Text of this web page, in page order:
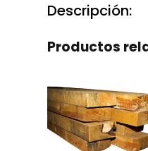
Descripción:
Productos